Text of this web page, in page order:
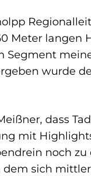
Meter
Segment
wurde
dass
mit
noch
dem sich